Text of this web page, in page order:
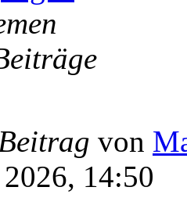
von
14:50